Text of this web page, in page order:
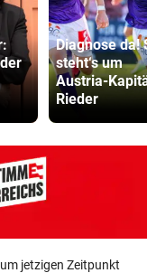
Diagnose da!
steht‘s um
Austria-
Rieder
jetzigen Zeitpunkt